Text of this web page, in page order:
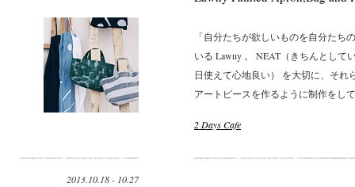
「自分たちが欲しいものを自分たち
いる Lawny 。 NEAT（きちんとして
日使えて心地良い） を大切に、そ
アートピースを作るように制作をし
2 Days Cafe
2013.10.18 - 10.27